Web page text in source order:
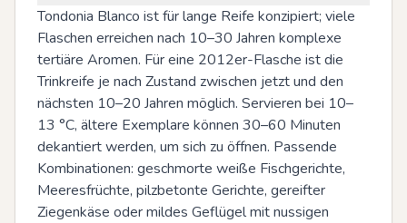
Tondonia Blanco ist für lange Reife konzipiert; viele
Flaschen erreichen nach 10–30 Jahren komplexe
tertiäre Aromen. Für eine 2012er-Flasche ist die
Trinkreife je nach Zustand zwischen jetzt und den
nächsten 10–20 Jahren möglich. Servieren bei 10–
13 °C, ältere Exemplare können 30–60 Minuten
dekantiert werden, um sich zu öffnen. Passende
Kombinationen: geschmorte weiße Fischgerichte,
Meeresfrüchte, pilzbetonte Gerichte, gereifter
Ziegenkäse oder mildes Geflügel mit nussigen